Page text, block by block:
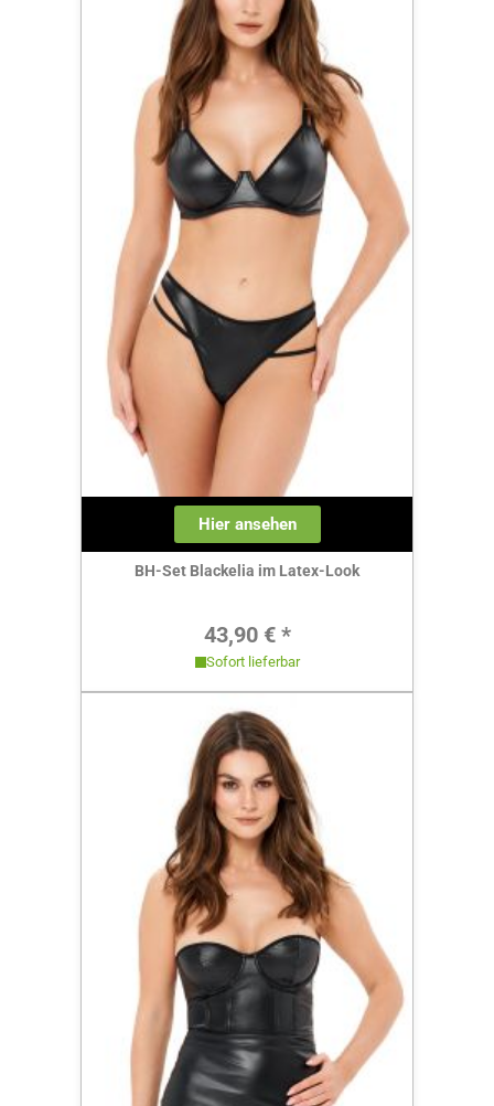
Hier ansehen
BH-Set Blackelia im Latex-Look
Regulärer Preis:
43,90 € *
Sofort lieferbar